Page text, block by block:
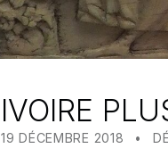
IVOIRE
POSTED ON:
19 DÉCEMBRE 2018
CATEGORIZED IN: